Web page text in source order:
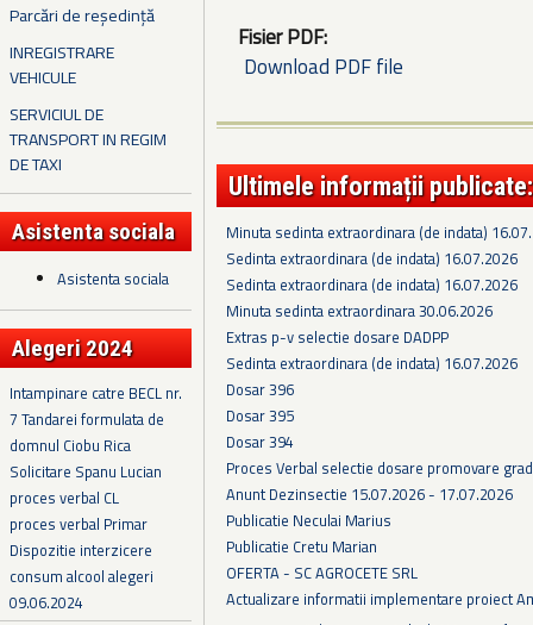
Parcări de reședință
INREGISTRARE
VEHICULE
SERVICIUL DE
TRANSPORT IN REGIM
DE TAXI
Asistenta sociala
Asistenta sociala
Alegeri 2024
Intampinare catre BECL nr.
7 Tandarei formulata de
domnul Ciobu Rica
Solicitare Spanu Lucian
proces verbal CL
proces verbal Primar
Dispozitie interzicere
consum alcool alegeri
09.06.2024
Fisier PDF:
Download PDF file
Ultimele informații publicate:
Minuta sedinta extraordinara (de indata)
Sedinta extraordinara (de indata) 16.07.2026
Sedinta extraordinara (de indata) 16.07.2026
Minuta sedinta extraordinara 30.06.2026
Extras p-v selectie dosare DADPP
Sedinta extraordinara (de indata) 16.07.2026
Dosar 396
Dosar 395
Dosar 394
Proces Verbal selectie dosare promovare
Anunt Dezinsectie 15.07.2026 - 17.07.2026
Publicatie Neculai Marius
Publicatie Cretu Marian
OFERTA - SC AGROCETE SRL
Actualizare informatii implementare proiect